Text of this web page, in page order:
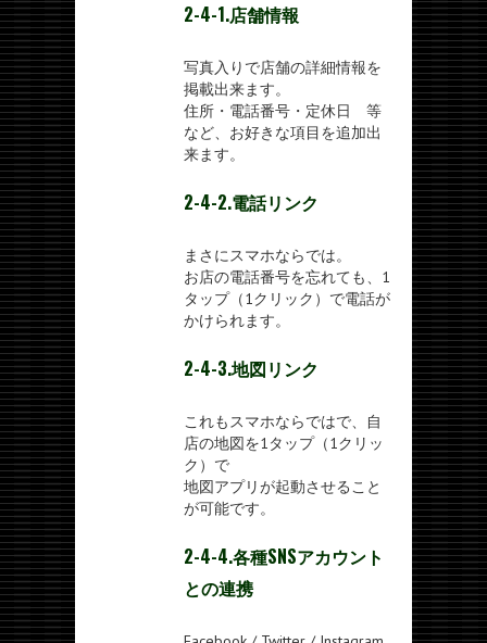
2-4-1.店舗情報
写真入りで店舗の詳細情報を
掲載出来ます。
住所・電話番号・定休日 等
など、お好きな項目を追加出
来ます。
2-4-2.電話リンク
まさにスマホならでは。
お店の電話番号を忘れても、1
タップ（1クリック）で電話が
かけられます。
2-4-3.地図リンク
これもスマホならではで、自
店の地図を1タップ（1クリッ
ク）で
地図アプリが起動させること
が可能です。
2-4-4.各種SNSアカウント
との連携